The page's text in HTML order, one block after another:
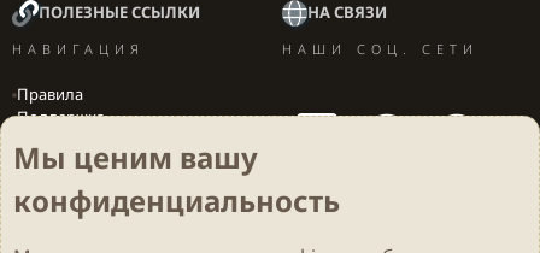
ПОЛЕЗНЫЕ ССЫЛКИ
НАВИГАЦИЯ
Правила
Поддержка
Локализация игр
НА СВЯЗИ
НАШИ СОЦ. СЕТИ
Мы ценим вашу
конфиденциальность